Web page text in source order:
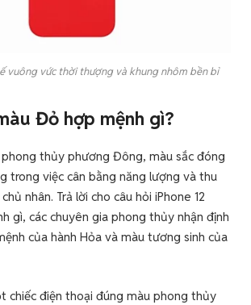
vuông vức thời thượng và khung nhôm bền bỉ
Đỏ hợp mệnh gì?
phong thủy phương Đông, màu sắc đóng
trong việc cân bằng năng lượng và thu
nhân. Trả lời cho câu hỏi iPhone 12
gì, các chuyên gia phong thủy nhận định
của hành Hỏa và màu tương sinh của
chiếc điện thoại đúng màu phong thủy